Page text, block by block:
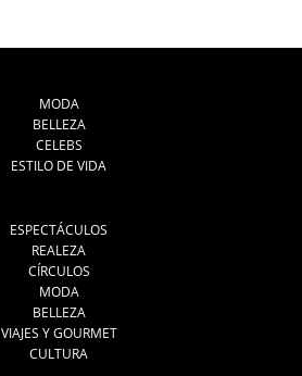
MODA
BELLEZA
CELEBS
ESTILO DE VIDA
ESPECTÁCULOS
REALEZA
CÍRCULOS
MODA
BELLEZA
VIAJES Y GOURMET
CULTURA